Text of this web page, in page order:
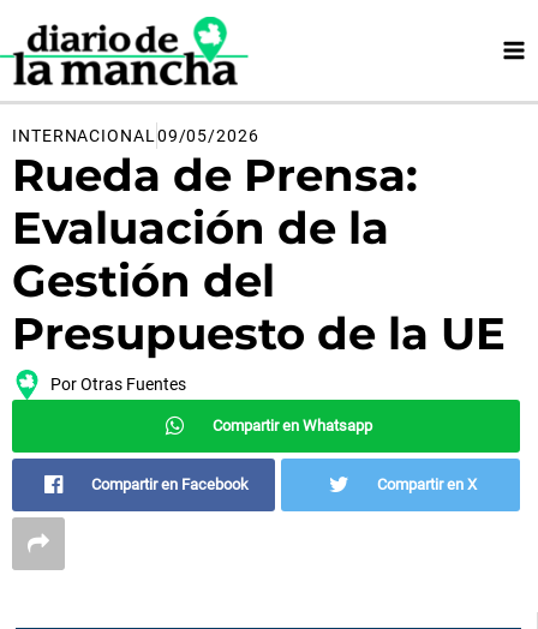
contenido
INTERNACIONAL 09/05/2026
Rueda de Prensa:
Evaluación de la
Gestión del
Presupuesto de la UE
PorOtras Fuentes
Compartir en Whatsapp
Compartir en Facebook Compartir en X